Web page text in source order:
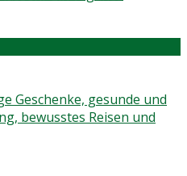
Geschenke, gesunde und
bewusstes Reisen und